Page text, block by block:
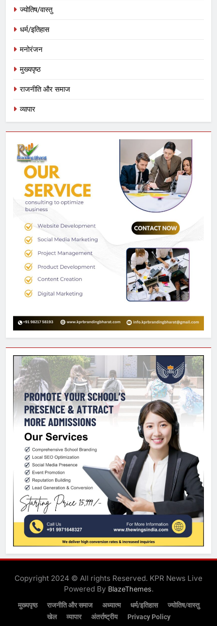
ज्योतिष/वास्तु
धर्म/इतिहास
मनोरंजन
मुख्यपृष्ठ
राजनीति और समाज
व्यापार
Copyright 2024 © All rights Reserved. KPR News Live
Powered By BlazeThemes.
मुख्यपृष्ठ राजनीति और समाज अध्यात्म धर्म/इतिहास
ज्योतिष/वास्तु
खेल
व्यापार अंतर्राष्ट्रीय Privacy Policy